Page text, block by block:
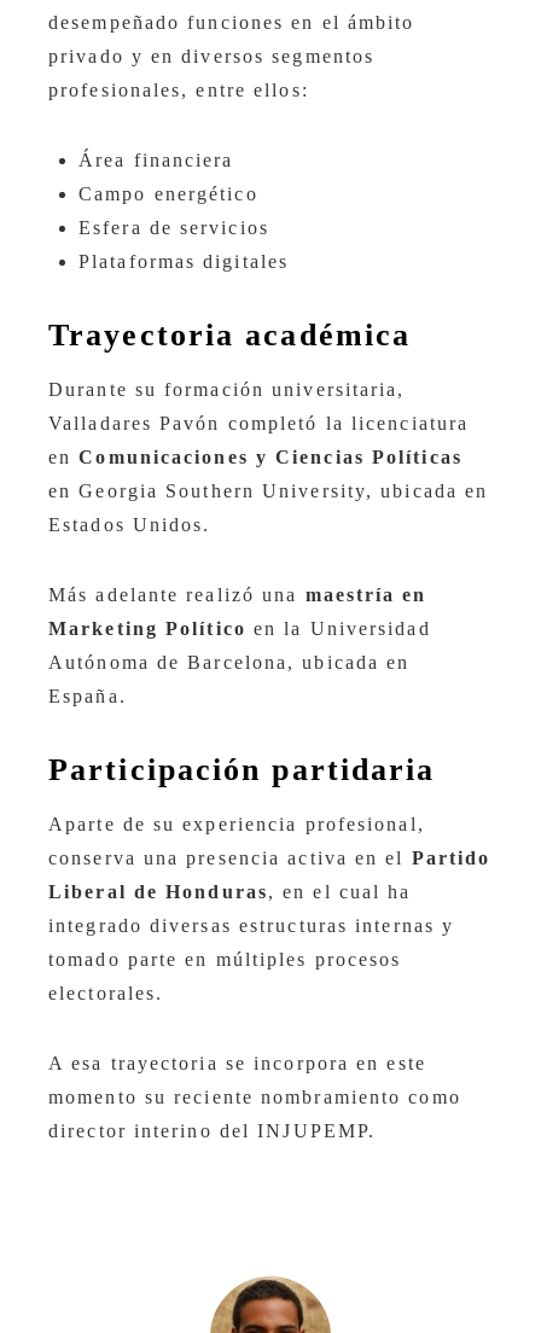
desempeñado funciones en el ámbito
privado y en diversos segmentos
profesionales, entre ellos:
Área financiera
Campo energético
Esfera de servicios
Plataformas digitales
Trayectoria académica
Durante su formación universitaria,
Valladares Pavón completó la licenciatura
enComunicaciones y Ciencias Políticas
en Georgia Southern University, ubicada en
Estados Unidos.
Más adelante realizó una maestría en
Marketing Político en la Universidad
Autónoma de Barcelona, ubicada en
España.
Participación partidaria
Aparte de su experiencia profesional,
conserva una presencia activa en el Partido
Liberal de Honduras, en el cual ha
integrado diversas estructuras internas y
tomado parte en múltiples procesos
electorales.
A esa trayectoria se incorpora en este
momento su reciente nombramiento como
director interino del INJUPEMP.